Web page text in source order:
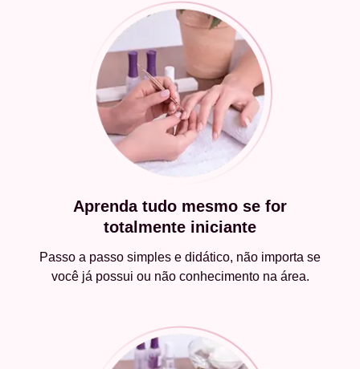
Aprenda tudo mesmo se for
totalmente iniciante
Passo a passo simples e didático, não importa se
você já possui ou não conhecimento na área.